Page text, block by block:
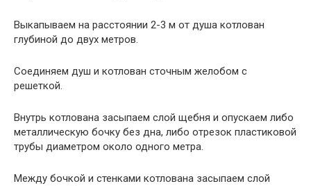
Выкапываем на расстоянии 2-3 м от душа котлован
глубиной до двух метров.
Соединяем душ и котлован сточным желобом с
решеткой.
Внутрь котлована засыпаем слой щебня и опускаем либо
металлическую бочку без дна, либо отрезок пластиковой
трубы диаметром около одного метра.
Между бочкой и стенками котлована засыпаем слой